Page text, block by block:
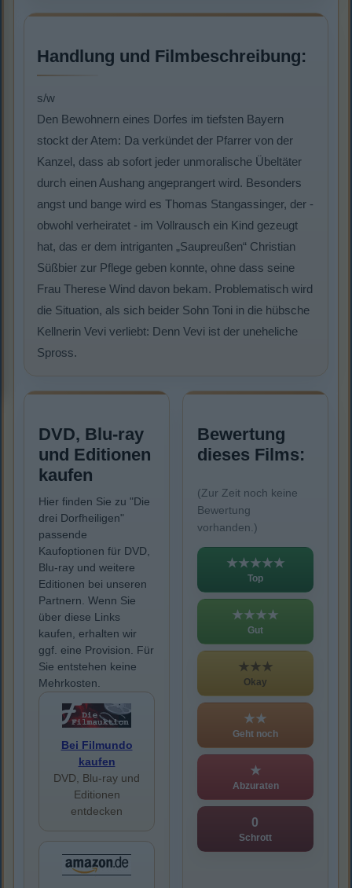
Handlung und Filmbeschreibung:
s/w
Den Bewohnern eines Dorfes im tiefsten Bayern
stockt der Atem: Da verkündet der Pfarrer von der
Kanzel, dass ab sofort jeder unmoralische Übeltäter
durch einen Aushang angeprangert wird. Besonders
angst und bange wird es Thomas Stangassinger, der -
obwohl verheiratet - im Vollrausch ein Kind gezeugt
hat, das er dem intriganten „Saupreußen“ Christian
Süßbier zur Pflege geben konnte, ohne dass seine
Frau Therese Wind davon bekam. Problematisch wird
die Situation, als sich beider Sohn Toni in die hübsche
Kellnerin Vevi verliebt: Denn Vevi ist der uneheliche
Spross.
DVD, Blu-ray
und Editionen
kaufen
Hier finden Sie zu "Die
drei Dorfheiligen"
passende
Kaufoptionen für DVD,
Blu-ray und weitere
Editionen bei unseren
Partnern. Wenn Sie
über diese Links
kaufen, erhalten wir
ggf. eine Provision. Für
Sie entstehen keine
Mehrkosten.
Bei Filmundo
kaufen
DVD, Blu-ray und
Editionen
entdecken
Bewertung
dieses Films:
(Zur Zeit noch keine
Bewertung
vorhanden.)
★★★★★
Top
★★★★
Gut
★★★
Okay
★★
Geht noch
★
Abzuraten
0
Schrott